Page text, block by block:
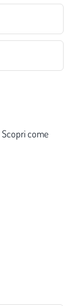
Scopri come